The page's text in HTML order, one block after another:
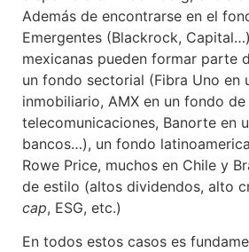
Además de encontrarse en el
Emergentes (Blackrock,
mexicanas pueden formar parte
un fondo sectorial (Fibra Uno en
inmobiliario, AMX en un fondo de
telecomunicaciones, Banorte en
bancos…), un fondo
Rowe Price, muchos en Chile y
de estilo (altos dividendos, alto
cap, ESG, etc.)
En todos estos casos es